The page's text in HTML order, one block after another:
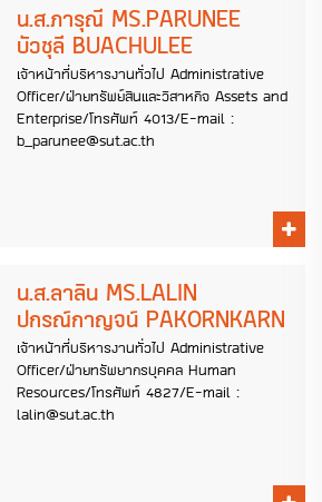
น.ส.ภารุณี MS.PARUNEE
บัวชุลี BUACHULEE
เจ้าหน้าที่บริหารงานทั่วไป Administrative
Officer/ฝ่ายทรัพย์สินและวิสาหกิจ Assets and
Enterprise/โทรศัพท์ 4013/E-mail :
b_parunee@sut.ac.th
น.ส.ลาลิน MS.LALIN
ปกรณ์กาญจน์ PAKORNKARN
เจ้าหน้าที่บริหารงานทั่วไป Administrative
Officer/ฝ่ายทรัพยากรบุคคล Human
Resources/โทรศัพท์ 4827/E-mail :
lalin@sut.ac.th